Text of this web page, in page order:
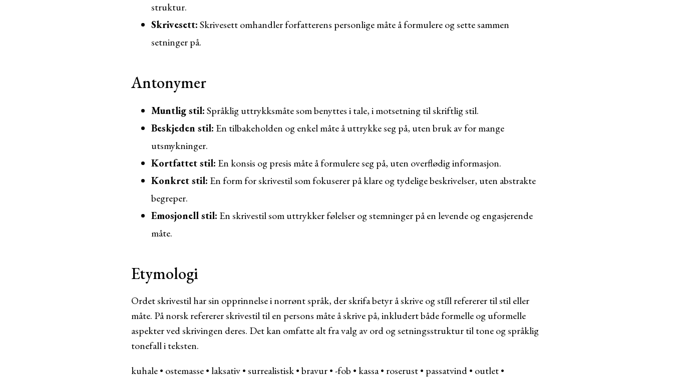
struktur.
Skrivesett:Skrivesett omhandler forfatterens personlige måte å formulere og sette sammen
setninger på.
Antonymer
Muntlig stil:Språklig uttrykksmåte som benyttes i tale, i motsetning til skriftlig stil.
Beskjeden stil: En tilbakeholden og enkel måte å uttrykke seg på, uten bruk av for mange
utsmykninger.
Kortfattet stil: En konsis og presis måte å formulere seg på, uten overflødig informasjon.
Konkret stil: En form for skrivestil som fokuserer på klare og tydelige beskrivelser, uten abstrakte
begreper.
Emosjonell stil: En skrivestil som uttrykker følelser og stemninger på en levende og engasjerende
måte.
Etymologi
Ordet skrivestil har sin opprinnelse i norrønt språk, der skrifa betyr å skrive og stíll refererer til stil eller
måte. På norsk refererer skrivestil til en persons måte å skrive på, inkludert både formelle og uformelle
aspekter ved skrivingen deres. Det kan omfatte alt fra valg av ord og setningsstruktur til tone og språklig
tonefall i teksten.
kuhale• ostemasse•laksativ•surrealistisk•bravur•-fob •kassa• roserust• passatvind• outlet•